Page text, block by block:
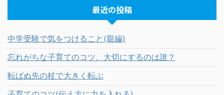
最近の投稿
中学受験で気をつけること(親編)
忘れがちな子育てのコツ。大切にするのは誰？
転ばぬ先の杖で大きく転ぶ